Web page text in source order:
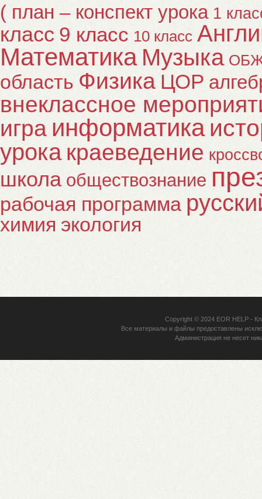
( план – конспект урока 1
класс 9 класс 10 класс
Математика Музыка
область Физика ЦОР
внеклассное
игра информатика
урока краеведение
школа обществознание
рабочая программа
химия экология
Copyright © 2024 EOR HELP-
Все материалы и файлы предоставлены
Администрация не несет